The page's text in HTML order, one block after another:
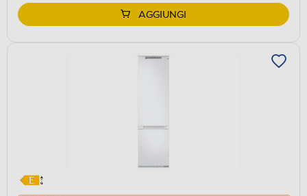
Youreko.
AGGIUNGI